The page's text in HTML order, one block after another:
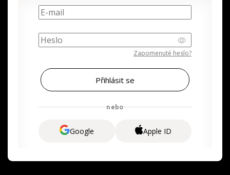
Zapomenuté heslo?
nebo
Google Apple ID